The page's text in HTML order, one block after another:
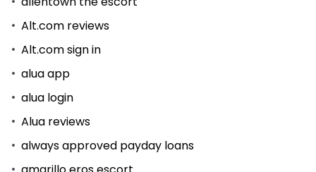
Alt.com reviews
Alt.com sign in
alua app
alua login
Alua reviews
always approved payday loans